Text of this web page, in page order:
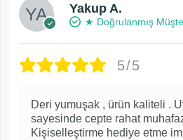
Yakup A.
★ Doğrulanmış
5/5
Deri yumuşak , ürün kaliteli .
sayesinde cepte rahat
Kişiselleştirme hediye etme